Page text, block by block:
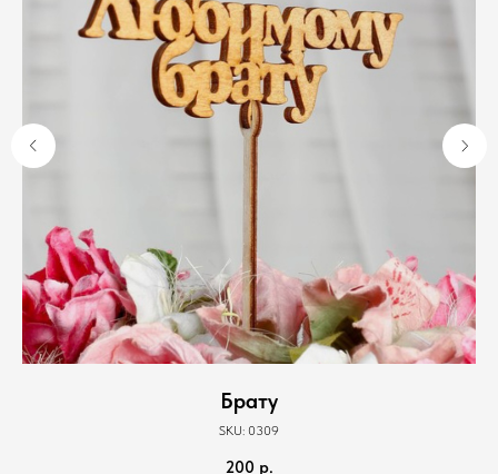
Брату
SKU: 0309
200 р.